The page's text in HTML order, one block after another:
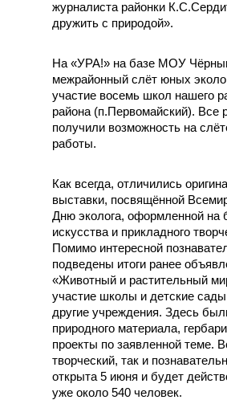
журналиста районки
дружить с природой».
На «УРА!» на базе МОУ
межрайонный слёт юных
участие восемь школ нашего
района (п.Первомайский). Все
получили возможность на
работы.
Как всегда, отличились
выставки, посвящённой
Дню эколога, оформленной на
искусства и прикладного
Помимо интересной
подведены итоги ранее
«Животный и растительный
участие школы и детские
другие учреждения. Здесь
природного материала,
проекты по заявленной теме.
творческий, так и
открыта 5 июня и будет
уже около 540 человек.